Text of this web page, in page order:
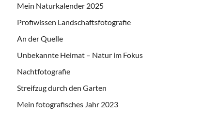
Mein Naturkalender 2025
Profiwissen Landschaftsfotografie
An der Quelle
Unbekannte Heimat – Natur im Fokus
Nachtfotografie
Streifzug durch den Garten
Mein fotografisches Jahr 2023